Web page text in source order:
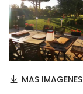
MAS IMAGENES